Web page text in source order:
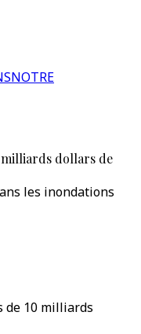
NOTRE
milliards dollars de
les inondations
de 10 milliards